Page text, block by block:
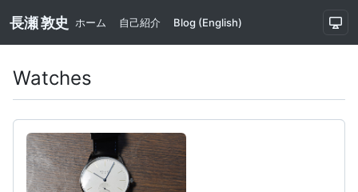
長瀬 敦史 ホーム 自己紹介 Blog (English)
Watches